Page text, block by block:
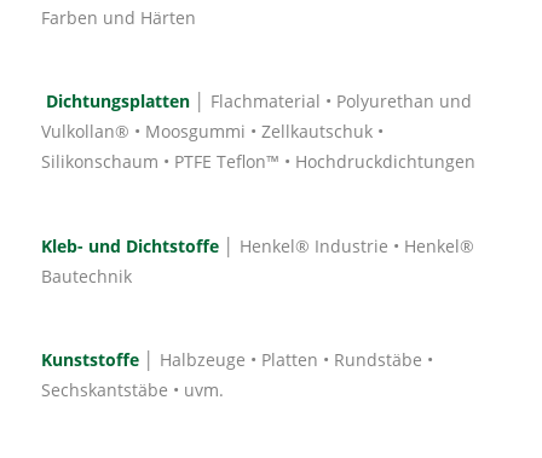
Farben und Härten
Dichtungsplatten
│ Flachmaterial • Polyurethan und
Vulkollan® • Moosgummi • Zellkautschuk •
Silikonschaum • PTFE Teflon™ • Hochdruckdichtungen
Kleb- und Dichtstoffe
│ Henkel® Industrie • Henkel®
Bautechnik
Kunststoffe │ Halbzeuge • Platten • Rundstäbe •
Sechskantstäbe • uvm.